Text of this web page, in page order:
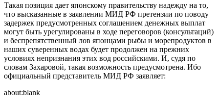
Такая позиция дает японскому правительству надежду на то,
что высказанные в заявлении МИД РФ претензии по поводу
задержек предусмотренных соглашением денежных выплат
могут быть урегулированы в ходе переговоров (консультаций)
и беспрепятственный лов японцами рыбы и морепродуктов в
наших суверенных водах будет продолжен на прежних
условиях непризнания этих вод российскими. И, судя по
словам Захаровой, такая возможность предусмотрена. Ибо
официальный представитель МИД РФ заявляет:
about:blank